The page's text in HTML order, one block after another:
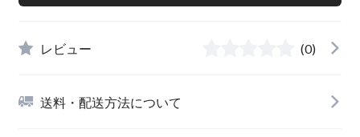
レビュー (0)
送料・配送方法について